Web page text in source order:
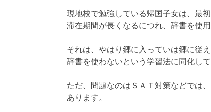
現地校で勉強している帰国子女は、最
滞在期間が長くなるにつれ、辞書を使
それは、やはり郷に入っていは郷に従
辞書を使わないという学習法に同化して
ただ、問題なのはＳＡＴ対策などでは
あります。